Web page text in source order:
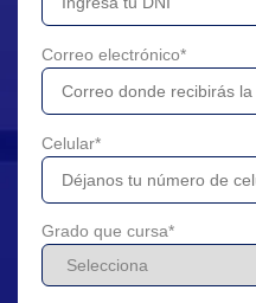
Correo electrónico*
Celular*
Grado que cursa*